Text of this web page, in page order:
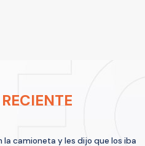
la camioneta y les dijo que los iba